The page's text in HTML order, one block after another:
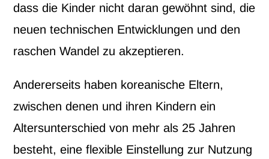
dass die Kinder nicht daran gewöhnt sind, die
neuen technischen Entwicklungen und den
raschen Wandel zu akzeptieren.
Andererseits haben koreanische Eltern,
zwischen denen und ihren Kindern ein
Altersunterschied von mehr als 25 Jahren
besteht, eine flexible Einstellung zur Nutzung